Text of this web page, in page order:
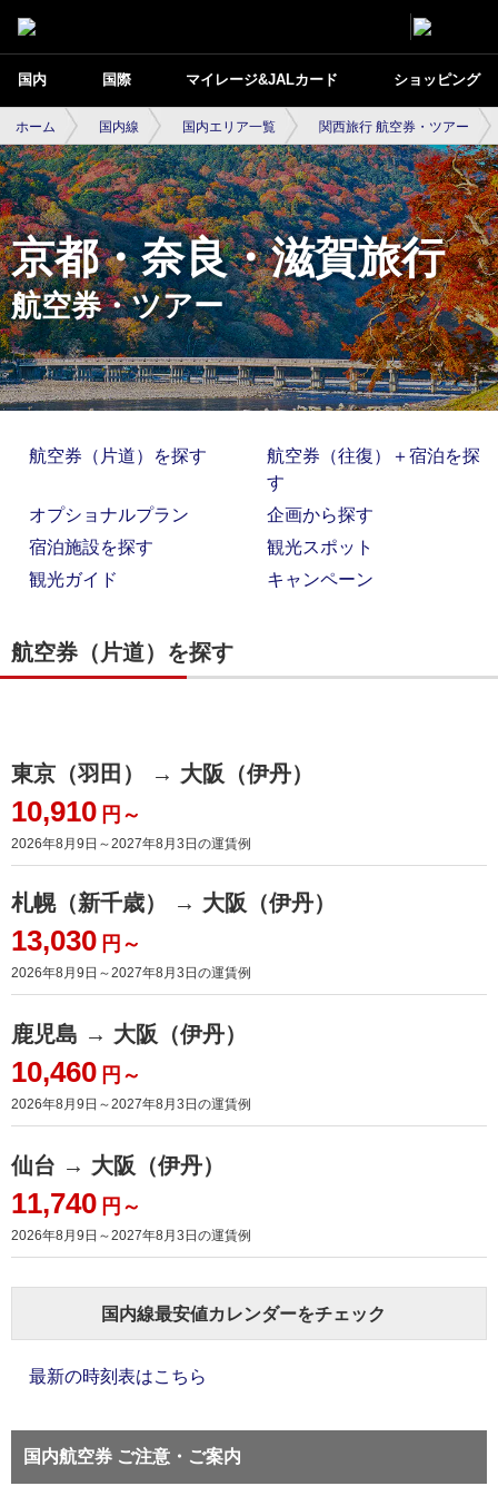
国内 国際 マイレージ&JALカード ショッピング
ホーム 国内線 国内エリア一覧 関西旅行 航空券・ツアー
京都・奈良・滋賀旅行
航空券・ツアー
航空券（片道）を探す
航空券（往復）＋宿泊を探
す
オプショナルプラン
企画から探す
宿泊施設を探す
観光スポット
観光ガイド
キャンペーン
航空券（片道）を探す
東京（羽田） → 大阪（伊丹）
10,910 円～
2026年8月9日～2027年8月3日 の運賃例
札幌（新千歳） → 大阪（伊丹）
13,030 円～
2026年8月9日～2027年8月3日 の運賃例
鹿児島 → 大阪（伊丹）
10,460 円～
2026年8月9日～2027年8月3日 の運賃例
仙台 → 大阪（伊丹）
11,740 円～
2026年8月9日～2027年8月3日 の運賃例
国内線最安値カレンダーをチェック
最新の時刻表はこちら
国内航空券 ご注意・ご案内